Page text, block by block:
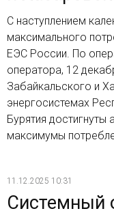
С наступлением
максимального
ЕЭС России. По
оператора, 12
Забайкальского и
энергосистемах
Бурятия
максимумы
11.12.2025 10:31
Системный